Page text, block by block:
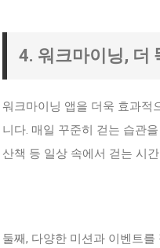
4. 워크마이닝, 더
워크마이닝 앱을 더욱 효과적
니다. 매일 꾸준히 걷는 습관
산책 등 일상 속에서 걷는 시
둘째, 다양한 미션과 이벤트